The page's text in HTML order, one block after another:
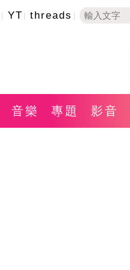
YT threads
音樂 專題 影音